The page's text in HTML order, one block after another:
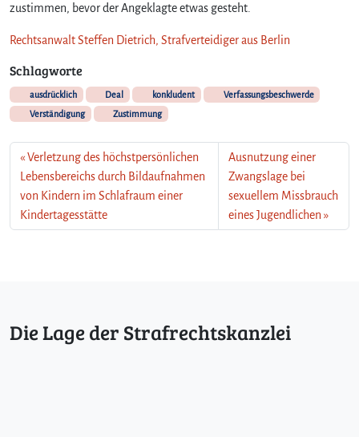
zustimmen, bevor der Angeklagte etwas gesteht.
Rechtsanwalt Steffen Dietrich, Strafverteidiger aus Berlin
Schlagworte
ausdrücklich Deal konkludent
Verfassungsbeschwerde
Verständigung
Zustimmung
Verletzung des höchstpersönlichen
Lebensbereichs durch Bildaufnahmen
von Kindern im Schlafraum einer
Kindertagesstätte
Ausnutzung einer
Zwangslage bei
sexuellem Missbrauch
eines Jugendlichen
Die Lage der Strafrechtskanzlei